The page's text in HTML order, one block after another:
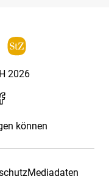
2026
können
Mediadaten